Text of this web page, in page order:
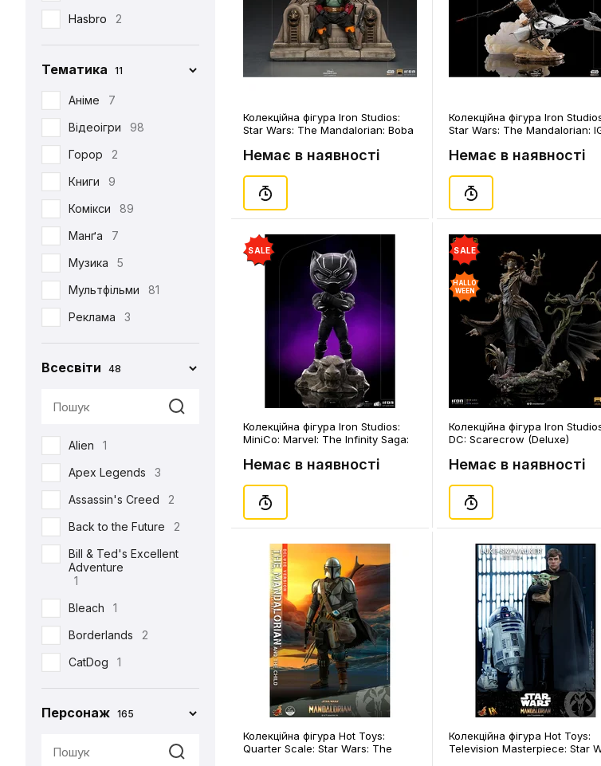
Hasbro
2
Hot Toys 93
Iron Studios
Jason Freeny
Medicom Toy
Mezco
1
Mictoys
Mighty Jaxx
NECA
12
One Toys
Play Arts KAI
73
Pop Toys
1
Present Toys 1
S.H.Figuarts
Toys Era
Weta Workshop
Тематика 11
Аніме
7
Відеоігри
98
Горор
2
Книги
9
Комікси
89
Манґа
7
Музика
5
Мультфільми
81
Реклама
3
Серіали
39
Фільми
125
Всесвіти 48
Alien
1
Apex Legends
3
Assassin's Creed
2
Back to the Future
2
Bill & Ted's Excellent
Adventure
1
Bleach
1
Borderlands
2
CatDog
1
Charlie and the
1
5
Персонаж 165
Колекційна фігура Iron Studios:
Star Wars: The Mandalorian: Boba
Немає в наявності
Колекційна фігура Iron
Star Wars: The Mandalorian:
Немає в наявності
SALE
Колекційна фігура Iron Studios:
MiniCo: Marvel: The Infinity Saga:
Немає в наявності
SALE
HALLO
WEEN
Колекційна фігура Iron
DC: Scarecrow (Deluxe)
(950737)
Немає в наявності
Колекційна фігура Hot Toys:
Quarter Scale: Star Wars: The
Колекційна фігура Hot Toys:
Television Masterpiece: Star